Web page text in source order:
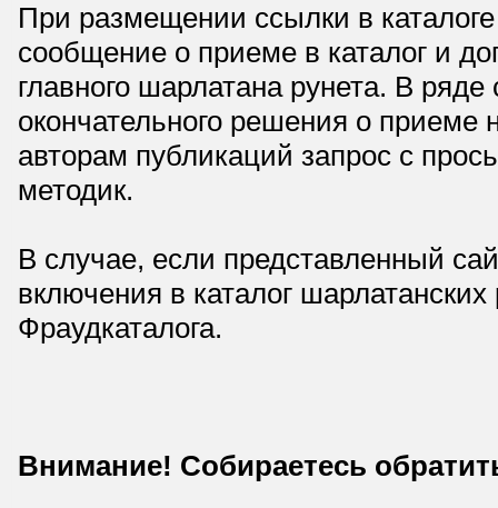
При размещении ссылки в
сообщение о приеме в каталог и
главного шарлатана рунета. В
окончательного решения о приеме
авторам публикаций запрос с
методик.
В случае, если представленный
включения в каталог
Фраудкаталога.
Внимание! Собираетесь